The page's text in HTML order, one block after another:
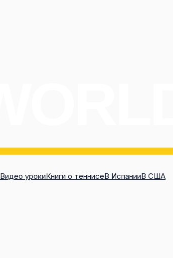
Видео урокиКниги о теннисеВ ИспанииВ США